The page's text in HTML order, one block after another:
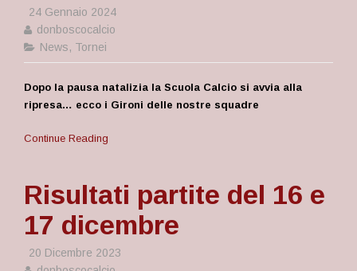
24 Gennaio 2024
donboscocalcio
News, Tornei
Dopo la pausa natalizia la Scuola Calcio si avvia alla
ripresa… ecco i Gironi delle nostre squadre
Continue Reading
Risultati partite del 16 e
17 dicembre
20 Dicembre 2023